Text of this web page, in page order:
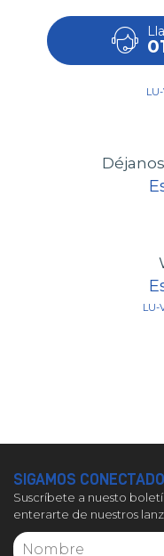
LU-
SIGAMOS
Suscríbete a nuesto
enterarte de nuestros